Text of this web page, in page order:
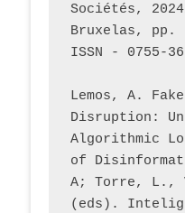
Sociétés,
Bruxelas, pp.
ISSN - 0755-
Lemos, A.
Disruption:
Algorithmic
of
A; Torre, L.,
(eds).